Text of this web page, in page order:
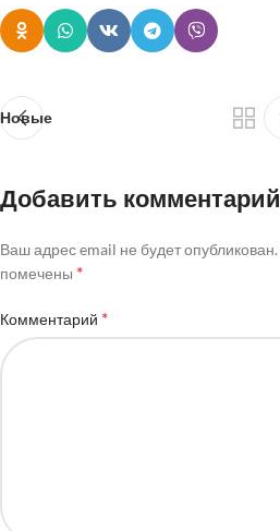
Новые
Добавить комментарий
Ваш адрес email не будет опубликован.
помечены *
Комментарий *